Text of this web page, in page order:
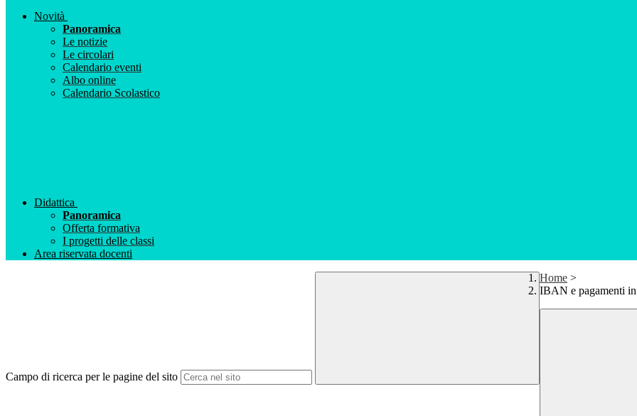
Novità
Panoramica
Le notizie
Le circolari
Calendario eventi
Albo online
Calendario Scolastico
Didattica
Panoramica
Offerta formativa
I progetti delle classi
Area riservata docenti
Campo di ricerca per le pagine del sito
Home >
IBAN e pagamenti